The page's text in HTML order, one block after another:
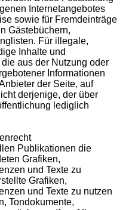
Internetangebotes
sowie für Fremdeinträge
Gästebüchern,
Für illegale,
Inhalte und
aus der Nutzung oder
Informationen
der Seite, auf
derjenige, der über
lediglich
Publikationen die
Grafiken,
und Texte zu
Grafiken,
und Texte zu nutzen
Tondokumente,